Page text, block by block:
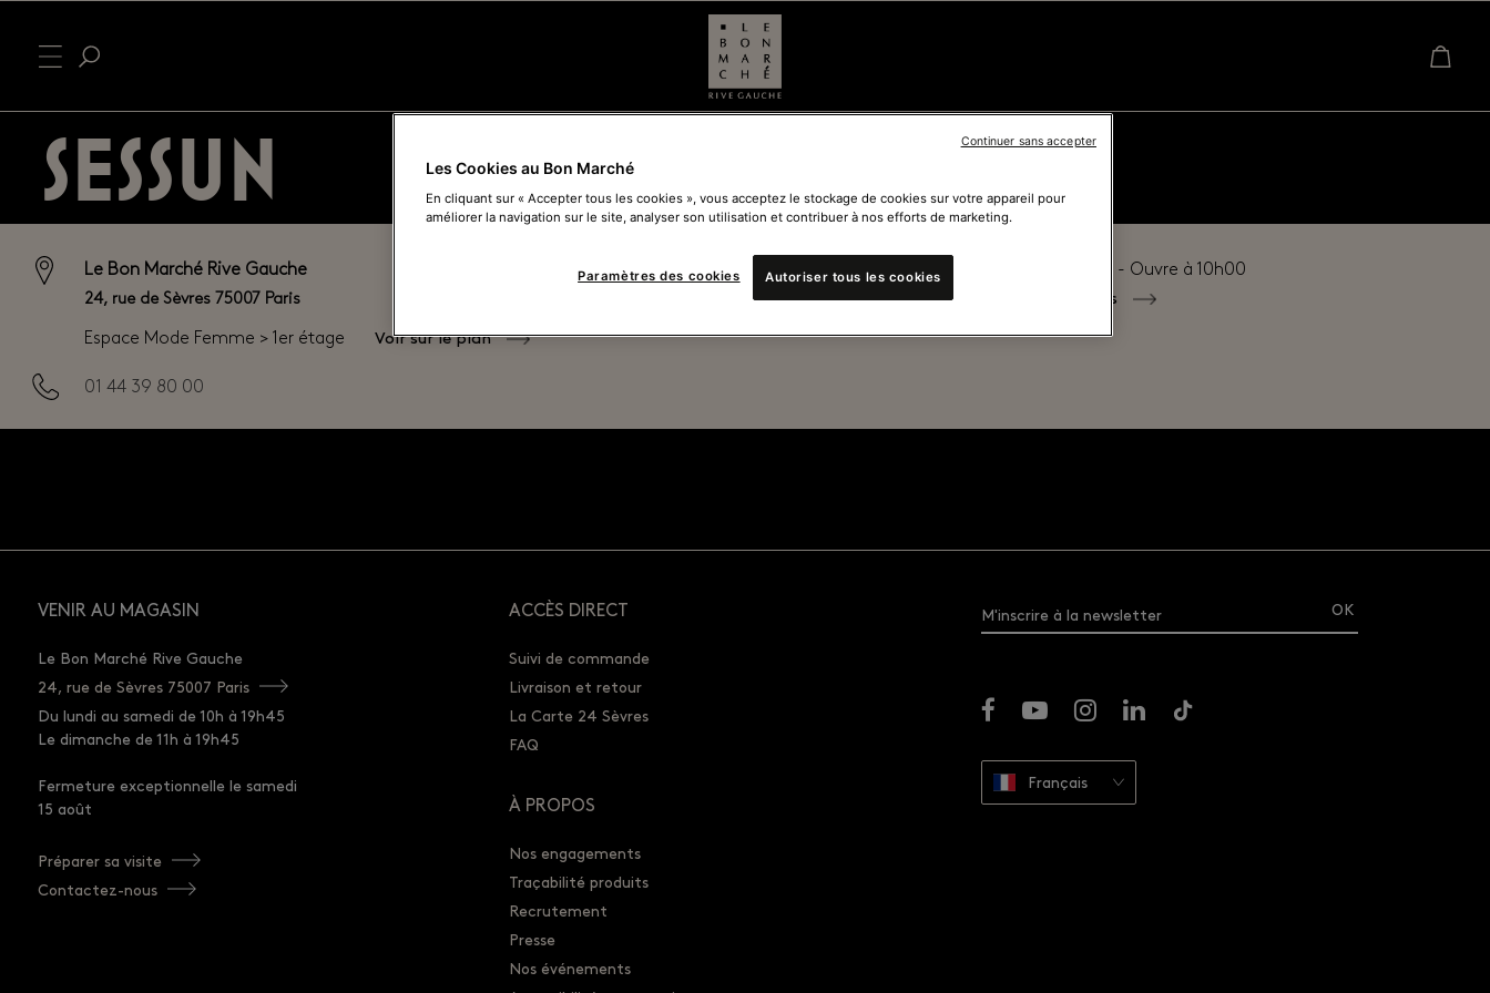
SESSUN
Le Bon Marché Rive Gauche
24, rue de Sèvres 75007 Paris
Espace Mode Femme > 1er étage Voir sur le plan
01 44 39 80 00
Fermé actuellement - Ouvre à 10h00
Voir tous les horaires
VENIR AU MAGASIN
Le Bon Marché Rive Gauche
24, rue de Sèvres 75007 Paris
Du lundi au samedi de 10h à 19h45
Le dimanche de 11h à 19h45
Fermeture exceptionnelle le samedi
15 août
Préparer sa visite
Contactez-nous
ACCÈS DIRECT
Suivi de commande
Livraison et retour
La Carte 24 Sèvres
FAQ
À PROPOS
Nos engagements
Traçabilité produits
Recrutement
Presse
Nos événements
M'inscrire à la newsletter
Français
Les Cookies au Bon Marché
En cliquant sur « Accepter tous les cookies », vous acceptez le stockage de cookies sur votre appareil pour
améliorer la navigation sur le site, analyser son utilisation et contribuer à nos efforts de marketing.
Paramètres des cookies Autoriser tous les cookies
Continuer sans accepter